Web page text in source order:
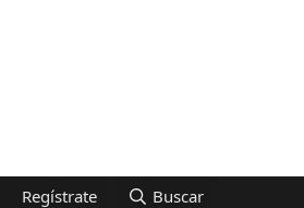
Regístrate Buscar